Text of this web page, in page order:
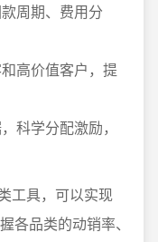
周期、费用分
高价值客户，提
科学分配激励，
工具，可以实现
各品类的动销率、